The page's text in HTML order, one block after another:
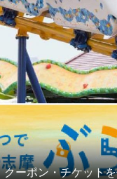
クーポン・チケット